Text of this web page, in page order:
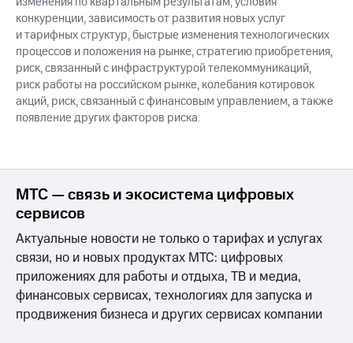
конкуренции, зависимость от развития новых услуг
и тарифных структур, быстрые изменения технологических
процессов и положения на рынке, стратегию приобретения,
риск, связанный с инфраструктурой телекоммуникаций,
риск работы на российском рынке, колебания котировок
акций, риск, связанный с финансовым управлением, а также
появление других факторов риска.
МТС — связь и экосистема цифровых
сервисов
Актуальные новости не только о тарифах и услугах
связи, но и новых продуктах МТС: цифровых
приложениях для работы и отдыха, ТВ и медиа,
финансовых сервисах, технологиях для запуска и
продвижения бизнеса и других сервисах компании